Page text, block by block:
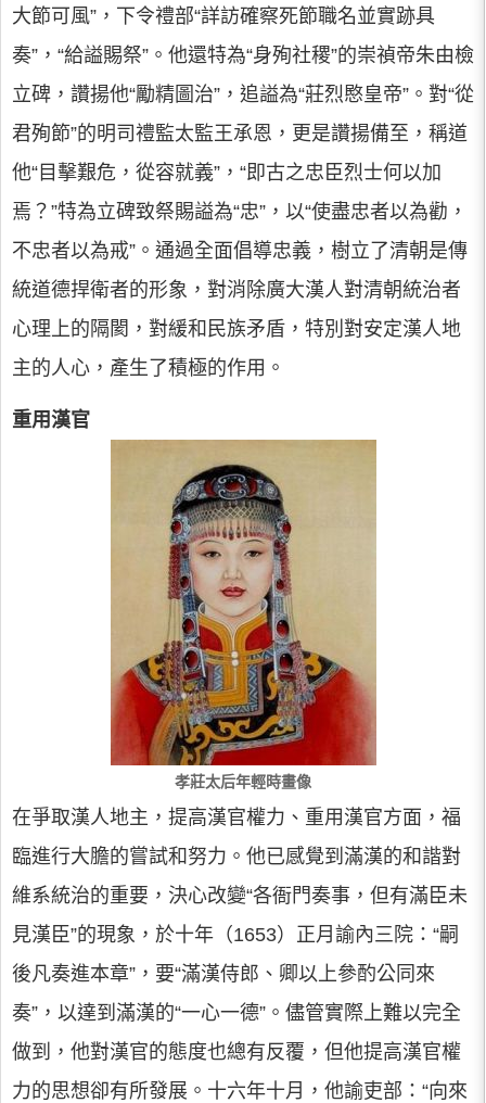
大節可風”，下令禮部“詳訪確察死節職名並實跡具
奏”，“給謚賜祭”。他還特為“身殉社稷”的崇禎帝朱由檢
立碑，讚揚他“勵精圖治”，追謚為“莊烈愍皇帝”。對“從
君殉節”的明司禮監太監王承恩，更是讚揚備至，稱道
他“目擊艱危，從容就義”，“即古之忠臣烈士何以加
焉？”特為立碑致祭賜謚為“忠”，以“使盡忠者以為勸，
不忠者以為戒”。通過全面倡導忠義，樹立了清朝是傳
統道德捍衛者的形象，對消除廣大漢人對清朝統治者
心理上的隔閡，對緩和民族矛盾，特別對安定漢人地
主的人心，產生了積極的作用。
重用漢官
孝莊太后年輕時畫像
在爭取漢人地主，提高漢官權力、重用漢官方面，福
臨進行大膽的嘗試和努力。他已感覺到滿漢的和諧對
維系統治的重要，決心改變“各衙門奏事，但有滿臣未
見漢臣”的現象，於十年（1653）正月諭內三院：“嗣
後凡奏進本章”，要“滿漢侍郎、卿以上參酌公同來
奏”，以達到滿漢的“一心一德”。儘管實際上難以完全
做到，他對漢官的態度也總有反覆，但他提高漢官權
力的思想卻有所發展。十六年十月，他諭吏部：“向來